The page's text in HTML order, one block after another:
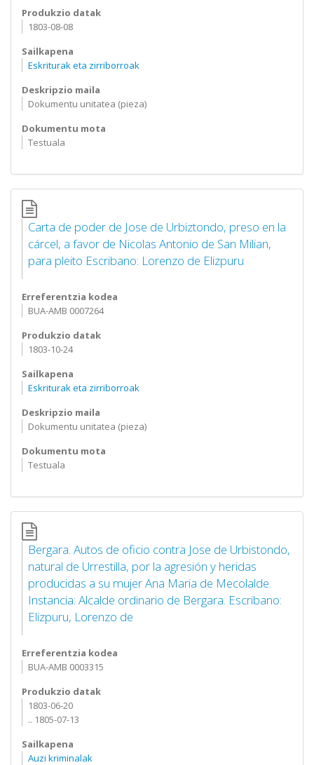
Produkzio datak
1803-08-08
Sailkapena
Eskriturak eta zirriborroak
Deskripzio maila
Dokumentu unitatea (pieza)
Dokumentu mota
Testuala
Carta de poder de Jose de Urbiztondo, preso en la
cárcel, a favor de Nicolas Antonio de San Milian,
para pleito Escribano: Lorenzo de Elizpuru
Erreferentzia kodea
BUA-AMB 0007264
Produkzio datak
1803-10-24
Sailkapena
Eskriturak eta zirriborroak
Deskripzio maila
Dokumentu unitatea (pieza)
Dokumentu mota
Testuala
Bergara. Autos de oficio contra Jose de Urbistondo,
natural de Urrestilla, por la agresión y heridas
producidas a su mujer Ana Maria de Mecolalde.
Instancia: Alcalde ordinario de Bergara. Escribano:
Elizpuru, Lorenzo de
Erreferentzia kodea
BUA-AMB 0003315
Produkzio datak
1803-06-20
.. 1805-07-13
Sailkapena
Auzi kriminalak